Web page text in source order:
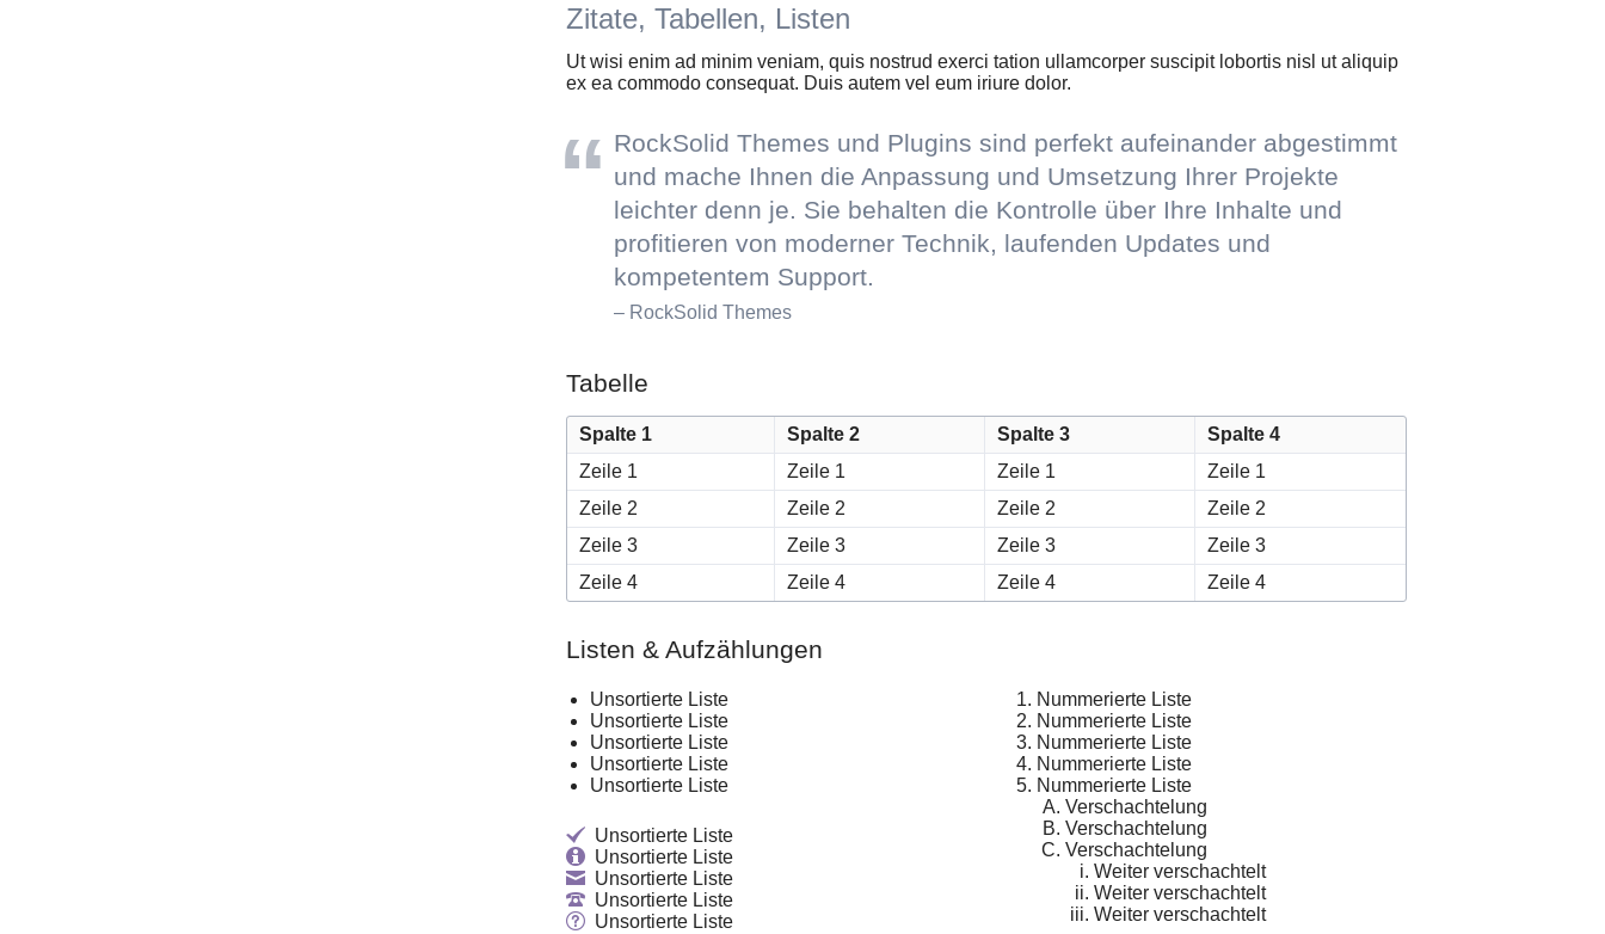
Zitate, Tabellen, Listen
Ut wisi enim ad minim veniam, quis nostrud exerci tation ullamcorper suscipit lobortis nisl ut aliquip
ex ea commodo consequat. Duis autem vel eum iriure dolor.
RockSolid Themes und Plugins sind perfekt aufeinander abgestimmt
und mache Ihnen die Anpassung und Umsetzung Ihrer Projekte
leichter denn je. Sie behalten die Kontrolle über Ihre Inhalte und
profitieren von moderner Technik, laufenden Updates und
kompetentem Support.
– RockSolid Themes
Tabelle
Spalte 1 Spalte 2 Spalte 3
Spalte 4
Zeile 1
Zeile 1 Zeile 1
Zeile 1
Zeile 2
Zeile 2 Zeile 2
Zeile 2
Zeile 3
Zeile 3 Zeile 3
Zeile 3
Zeile 4
Zeile 4 Zeile 4 Zeile 4
Listen & Aufzählungen
Unsortierte Liste
Unsortierte Liste
Unsortierte Liste
Unsortierte Liste
Unsortierte Liste
Unsortierte Liste
Unsortierte Liste
Unsortierte Liste
Unsortierte Liste
Unsortierte Liste
Nummerierte Liste
Nummerierte Liste
Nummerierte Liste
Nummerierte Liste
Nummerierte Liste
Verschachtelung
Verschachtelung
Verschachtelung
Weiter verschachtelt
Weiter verschachtelt
Weiter verschachtelt